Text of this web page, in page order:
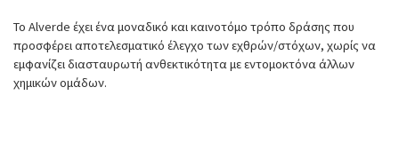
Το Alverde έχει ένα μοναδικό και καινοτόμο τρόπο δράσης που
προσφέρει αποτελεσματικό έλεγχο των εχθρών/στόχων, χωρίς να
εμφανίζει διασταυρωτή ανθεκτικότητα με εντομοκτόνα άλλων
χημικών ομάδων.